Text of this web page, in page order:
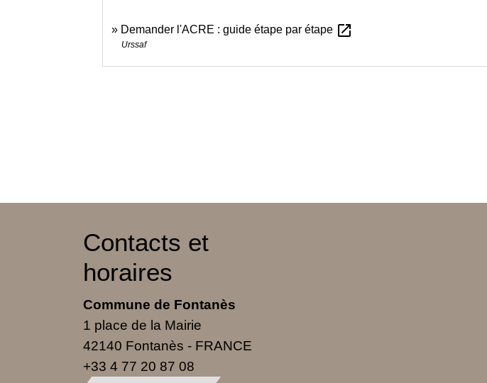
Demander l'ACRE : guide étape par étape open_in_new
Urssaf
Contacts et
horaires
Commune de Fontanès
1 place de la Mairie
42140 Fontanès - FRANCE
+33 4 77 20 87 08